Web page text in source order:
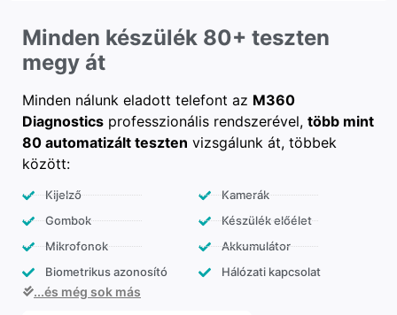
Minden készülék 80+ teszten
megy át
Minden nálunk eladott telefont az M360
Diagnostics professzionális rendszerével, több mint
80 automatizált teszten vizsgálunk át, többek
között:
Kijelző
Gombok
Mikrofonok
Biometrikus azonosító
Kamerák
Készülék előélet
Akkumulátor
Hálózati kapcsolat
...és még sok más